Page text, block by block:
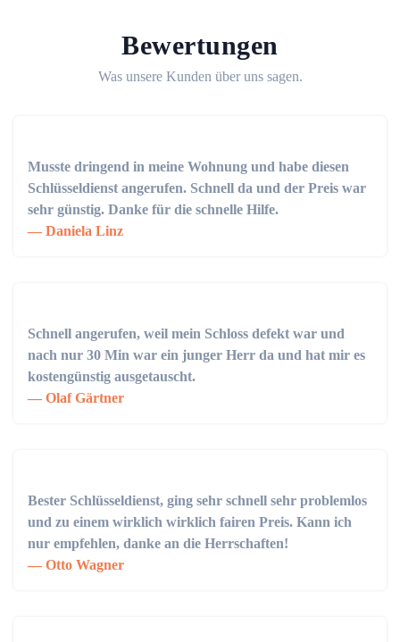
Bewertungen
Was unsere Kunden über uns sagen.
Musste dringend in meine Wohnung und habe diesen
Schlüsseldienst angerufen. Schnell da und der Preis war
sehr günstig. Danke für die schnelle Hilfe.
Daniela Linz
Schnell angerufen, weil mein Schloss defekt war und
nach nur 30 Min war ein junger Herr da und hat mir es
kostengünstig ausgetauscht.
Olaf Gärtner
Bester Schlüsseldienst, ging sehr schnell sehr problemlos
und zu einem wirklich wirklich fairen Preis. Kann ich
nur empfehlen, danke an die Herrschaften!
Otto Wagner